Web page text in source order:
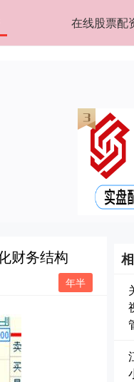
在线股票配
财务结构
年半